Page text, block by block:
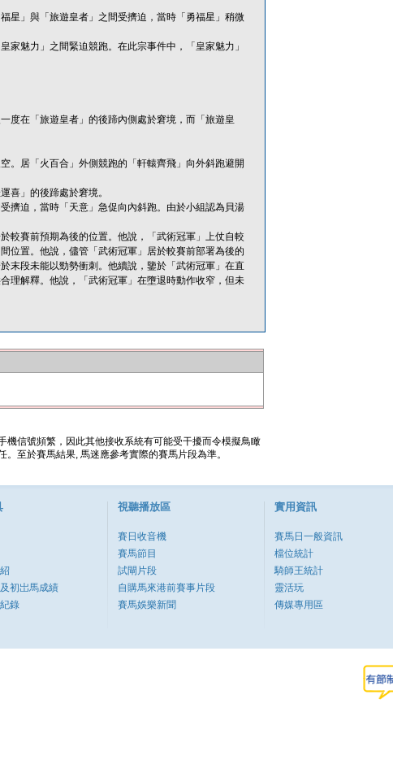
星」與「旅遊皇者」之間受擠迫，當時「勇福星」稍微
家魅力」之間緊迫競跑。在此宗事件中，「皇家魅力」
度在「旅遊皇者」的後蹄內側處於窘境，而「旅遊皇
。居「火百合」外側競跑的「軒轅齊飛」向外斜跑避開
喜」的後蹄處於窘境。
擠迫，當時「天意」急促向內斜跑。由於小組認為貝湯
較賽前預期為後的位置。他說，「武術冠軍」上仗自較
位置。他說，儘管「武術冠軍」居於較賽前部署為後的
末段未能以勁勢衝刺。他續說，鑒於「武術冠軍」在直
理解釋。他說，「武術冠軍」在墮退時動作收窄，但未
信號頻繁，因此其他接收系統有可能受干擾而令模擬鳥瞰
至於賽馬結果, 馬迷應參考實際的賽馬片段為準。
初岀馬成績
錄
視聽播放區
賽日收音機
賽馬節目
試閘片段
自購馬來港前賽事片段
賽馬娛樂新聞
實用資訊
賽馬日一般資訊
檔位統計
騎師王統計
靈活玩
傳媒專用區